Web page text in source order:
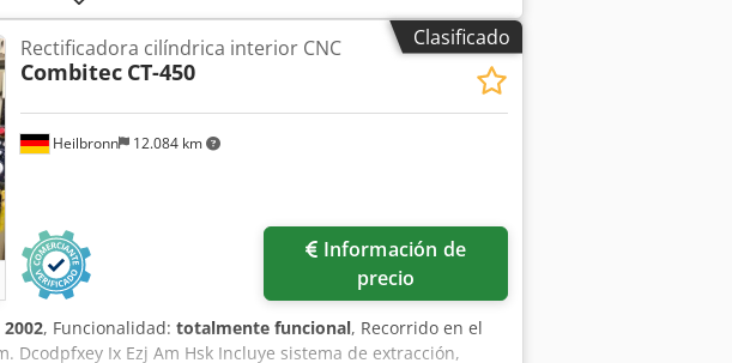
Clasificado
Heilbronn 12.084 km
Rectificadora cilíndrica interior CNC
Combitec CT-450
precio
2002, Funcionalidad: totalmente funcional, Recorrido en el
Dcodpfxey Ix Ezj Am Hsk Incluye sistema de extracción,